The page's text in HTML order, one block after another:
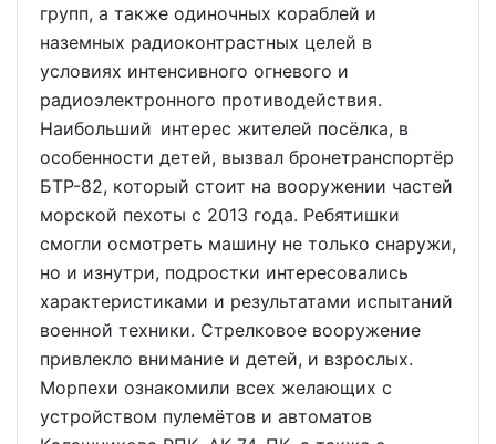
групп, а также одиночных кораблей и
наземных радиоконтрастных целей в
условиях интенсивного огневого и
радиоэлектронного противодействия.
Наибольший интерес жителей посёлка, в
особенности детей, вызвал бронетранспортёр
БТР-82, который стоит на вооружении частей
морской пехоты с 2013 года. Ребятишки
смогли осмотреть машину не только снаружи,
но и изнутри, подростки интересовались
характеристиками и результатами испытаний
военной техники. Стрелковое вооружение
привлекло внимание и детей, и взрослых.
Морпехи ознакомили всех желающих с
устройством пулемётов и автоматов